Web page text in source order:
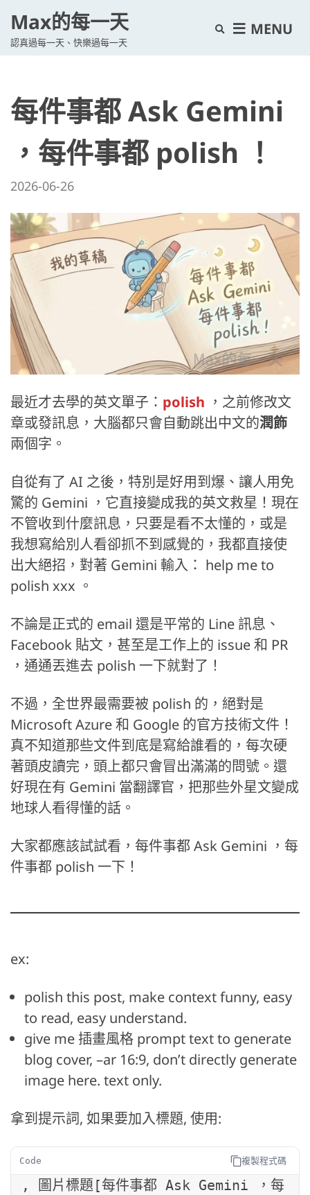
Max的每一天
認真過每一天、快樂過每一天
E
n
d
s
e
c
h
o
r
m
MENU
每件事都 Ask Gemini
，每件事都 polish ！
2026-06-26
最近才去學的英文單子： polish ，之前修改文
章或發訊息，大腦都只會自動跳出中文的潤飾
兩個字。
自從有了 AI 之後，特別是好用到爆、讓人用免
驚的 Gemini ，它直接變成我的英文救星！現在
不管收到什麼訊息，只要是看不太懂的，或是
我想寫給別人看卻抓不到感覺的，我都直接使
出大絕招，對著 Gemini 輸入： help me to
polish xxx 。
不論是正式的 email 還是平常的 Line 訊息、
Facebook 貼文，甚至是工作上的 issue 和 PR
，通通丟進去 polish 一下就對了！
不過，全世界最需要被 polish 的，絕對是
Microsoft Azure 和 Google 的官方技術文件！
真不知道那些文件到底是寫給誰看的，每次硬
著頭皮讀完，頭上都只會冒出滿滿的問號。還
好現在有 Gemini 當翻譯官，把那些外星文變成
地球人看得懂的話。
大家都應該試試看，每件事都 Ask Gemini ，每
件事都 polish 一下！
ex:
polish this post, make context funny, easy
to read, easy understand.
give me 插畫風格 prompt text to generate
blog cover, –ar 16:9, don’t directly generate
image here. text only.
拿到提示詞, 如果要加入標題, 使用:
Code 複製程式碼
, 圖片標題[每件事都 Ask Gemini ，每